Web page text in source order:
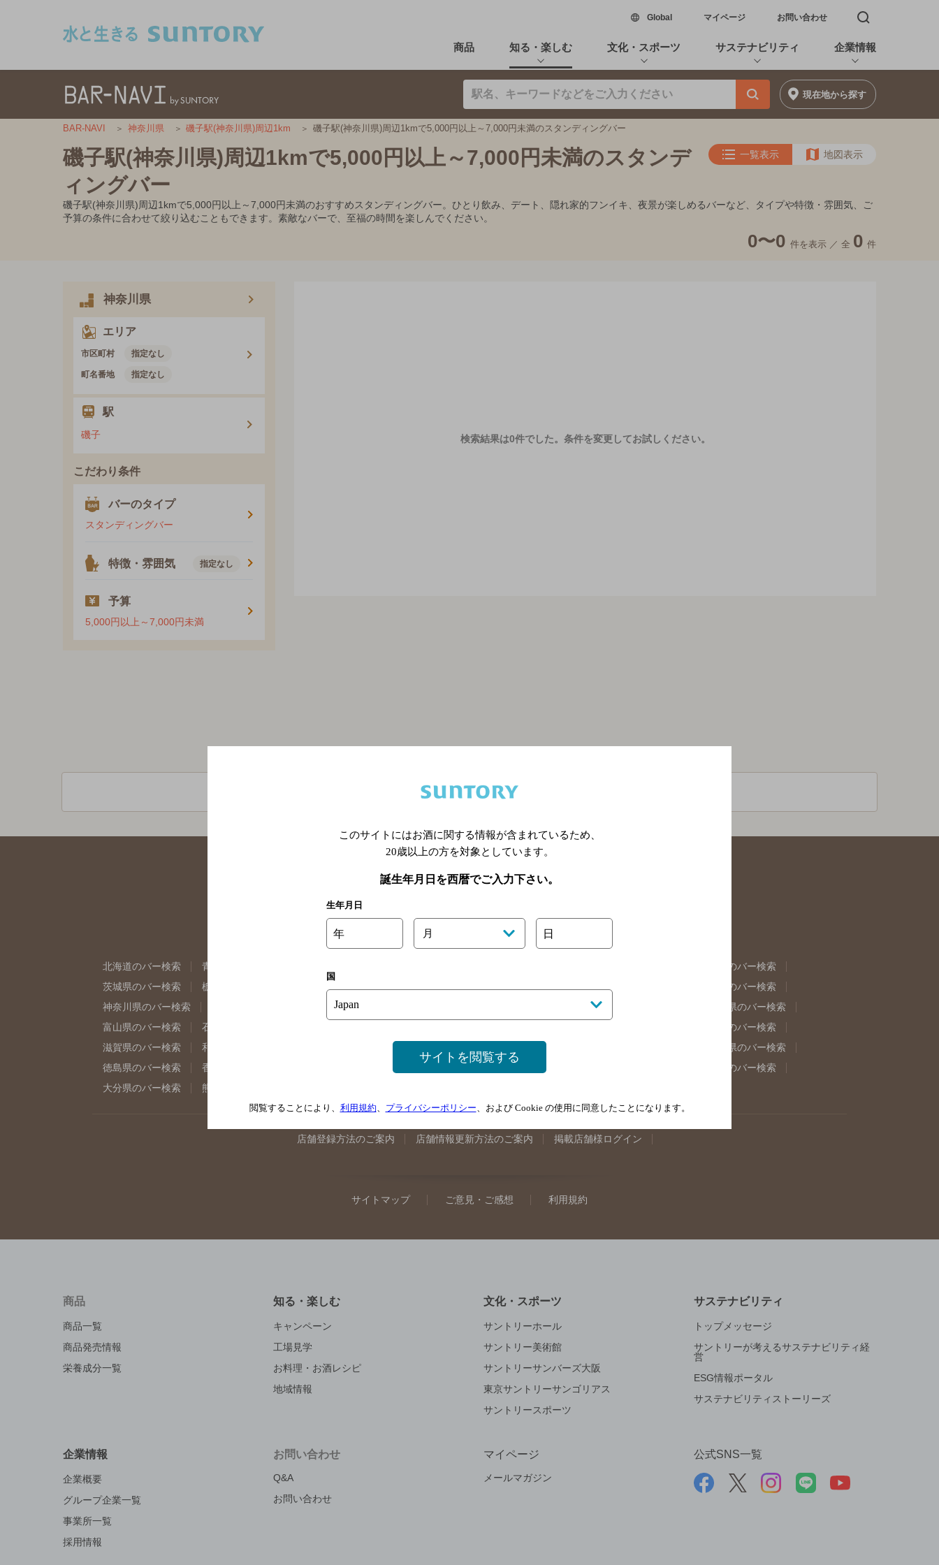
Global新しいウィンドウで開く
マイページ お問い合わせ 検索窓を開く
商品 知る・楽しむ 文化・スポーツ サステナビリティ 企業情報
現在地から探す
BAR-NAVI 神奈川県 磯子駅(神奈川県)周辺1km 磯子駅(神奈川県)周辺1kmで5,000円以上～7,000円未満のスタンディングバー
磯子駅(神奈川県)周辺1kmで5,000円以上～7,000円未満のスタンデ
ィングバー
一覧表示 地図表示
磯子駅(神奈川県)周辺1kmで5,000円以上～7,000円未満のおすすめスタンディングバー。ひとり飲み、デート、隠れ家的フンイキ、夜景が楽しめるバーなど、タイプや特徴・雰囲気、ご
予算の条件に合わせて絞り込むこともできます。素敵なバーで、至福の時間を楽しんでください。
0〜0 件を表示 ／ 全 0 件
神奈川県
エリア
市区町村 指定なし
町名番地 指定なし
駅
磯子
こだわり条件
バーのタイプ
スタンディングバー
特徴・雰囲気 指定なし
予算
5,000円以上～7,000円未満
検索結果は0件でした。 条件を変更してお試しください。
関連ページ
北海道のバー検索 青森県のバー検索
福島県のバー検索
茨城県のバー検索
栃木県のバー検索
東京都のバー検索
神奈川県のバー検索
埼玉県のバー検索
岐阜県のバー検索
富山県のバー検索
石川県のバー検索
奈良県のバー検索
滋賀県のバー検索
和歌山県のバー検索 山口県のバー検索
島根県のバー検索
徳島県のバー検索
香川県のバー検索
佐賀県のバー検索
大分県のバー検索
熊本県のバー検索
店舗登録方法のご案内 店舗情報更新方法のご案内 掲載店舗様ログイン
サイトマップ ご意見・ご感想 利用規約
商品
商品一覧
商品発売情報
栄養成分一覧
知る・楽しむ
キャンペーン
工場見学
お料理・お酒レシピ
地域情報
文化・スポーツ
サントリーホール
サントリー美術館
サントリーサンバーズ大阪
東京サントリーサンゴリアス
サントリースポーツ
サステナビリティ
トップメッセージ
サントリーが考えるサステナビリティ経
営
ESG情報ポータル
サステナビリティストーリーズ
企業情報
企業概要
グループ企業一覧
事業所一覧
採用情報
お問い合わせ
Q&A
お問い合わせ
マイページ
メールマガジン
公式SNS一覧
このサイトにはお酒に関する情報が含まれているため、
20歳以上の方を対象としています。
誕生年月日を西暦でご入力下さい。
生年月日
年 月 日
国
サイトを閲覧する
閲覧することにより、 利用規約、 プライバシーポリシー、および Cookie の使用に同意したことになります。